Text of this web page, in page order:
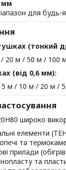
мм
для будь-
(тонкий
20 м / 50 м / 100
(від 0,6 мм):
м / 10 м / 20 м /
широко
елементи
та
прилади
та